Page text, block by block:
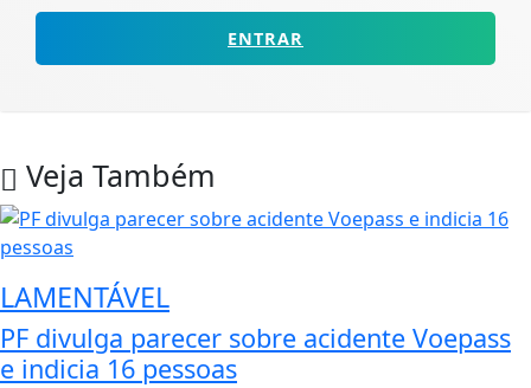
ENTRAR
Veja Também
LAMENTÁVEL
PF divulga parecer sobre acidente Voepass
e indicia 16 pessoas